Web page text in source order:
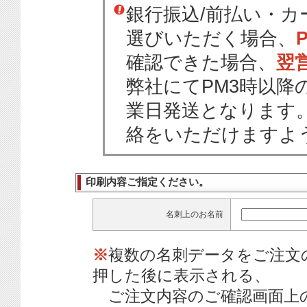
銀行振込/前払い・
選びいただく場合、
確認できた場合、 翌
弊社にてPM3時以降
業日発送となります
絡をいただけますよ
印刷内容ご指定ください。
名刺上のお名前
※複数の名刺データをご注
押した後に表示される、
ご注文内容のご確認画面上